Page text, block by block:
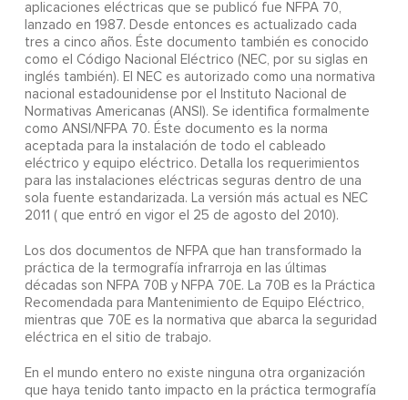
aplicaciones eléctricas que se publicó fue NFPA 70,
lanzado en 1987. Desde entonces es actualizado cada
tres a cinco años. Éste documento también es conocido
como el Código Nacional Eléctrico (NEC, por su siglas en
inglés también). El NEC es autorizado como una normativa
nacional estadounidense por el Instituto Nacional de
Normativas Americanas (ANSI). Se identifica formalmente
como ANSI/NFPA 70. Éste documento es la norma
aceptada para la instalación de todo el cableado
eléctrico y equipo eléctrico. Detalla los requerimientos
para las instalaciones eléctricas seguras dentro de una
sola fuente estandarizada. La versión más actual es NEC
2011 ( que entró en vigor el 25 de agosto del 2010).
Los dos documentos de NFPA que han transformado la
práctica de la termografía infrarroja en las últimas
décadas son NFPA 70B y NFPA 70E. La 70B es la Práctica
Recomendada para Mantenimiento de Equipo Eléctrico,
mientras que 70E es la normativa que abarca la seguridad
eléctrica en el sitio de trabajo.
En el mundo entero no existe ninguna otra organización
que haya tenido tanto impacto en la práctica termografía